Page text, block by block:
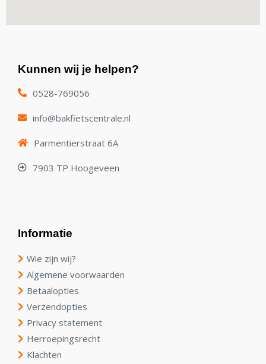
Kunnen wij je helpen?
0528-769056
info@bakfietscentrale.nl
Parmentierstraat 6A
7903 TP Hoogeveen
Informatie
Wie zijn wij?
Algemene voorwaarden
Betaalopties
Verzendopties
Privacy statement
Herroepingsrecht
Klachten